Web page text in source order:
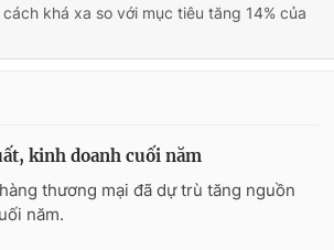
khá xa so với mục tiêu tăng 14% của
kinh doanh cuối năm
thương mại đã dự trù tăng nguồn
năm.